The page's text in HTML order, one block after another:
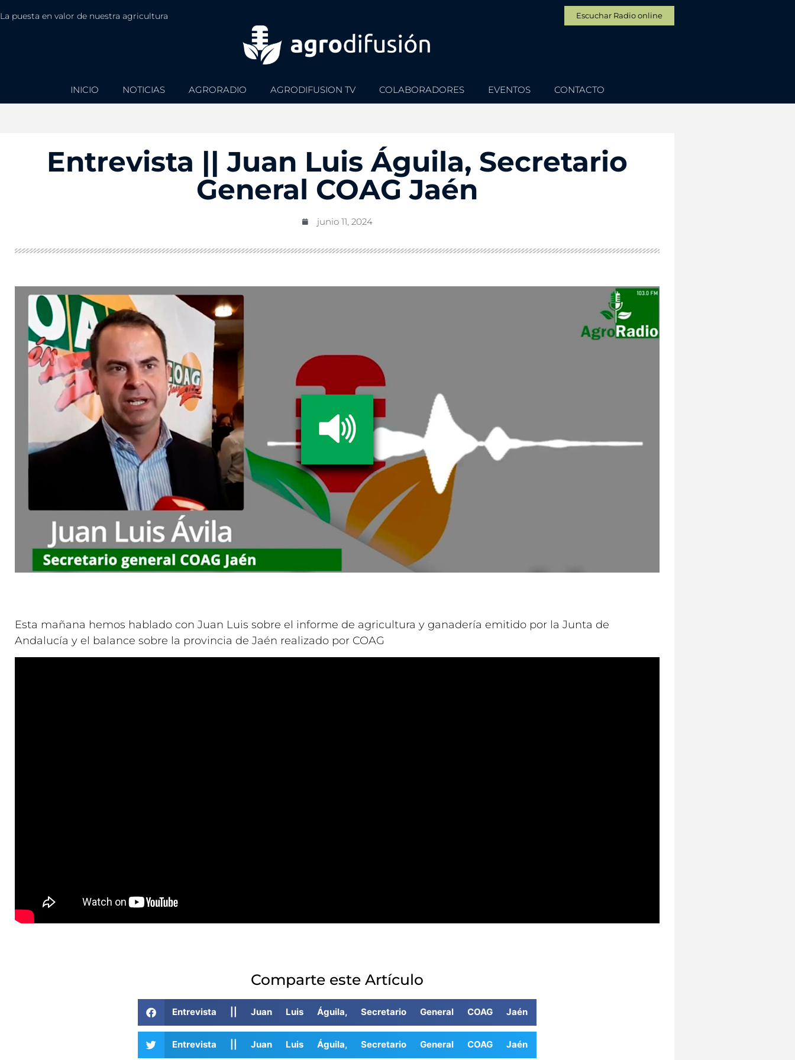
La puesta en valor de nuestra agricultura Escuchar Radio online
INICIO NOTICIAS AGRORADIO AGRODIFUSION TV COLABORADORES EVENTOS CONTACTO
Entrevista || Juan Luis Águila, Secretario
General COAG Jaén
junio 11, 2024
Esta mañana hemos hablado con Juan Luis sobre el informe de agricultura y ganadería emitido por la Junta de
Andalucía y el balance sobre la provincia de Jaén realizado por COAG
Comparte este Artículo
Entrevista || Juan Luis Águila, Secretario General COAG Jaén
Entrevista || Juan Luis Águila, Secretario General COAG Jaén